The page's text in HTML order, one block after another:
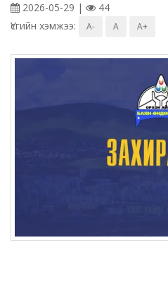
2026-05-29 |
44
Үсгийн хэмжээ:
A- A A+